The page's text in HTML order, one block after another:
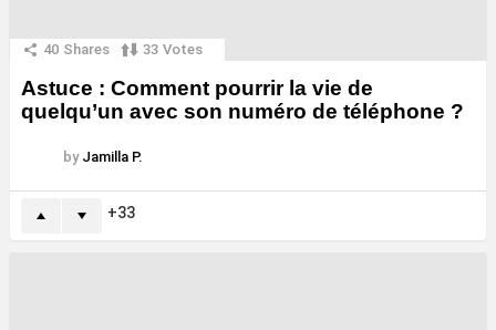
40 Shares 33 Votes
Astuce : Comment pourrir la vie de
quelqu’un avec son numéro de téléphone ?
by Jamilla P.
33